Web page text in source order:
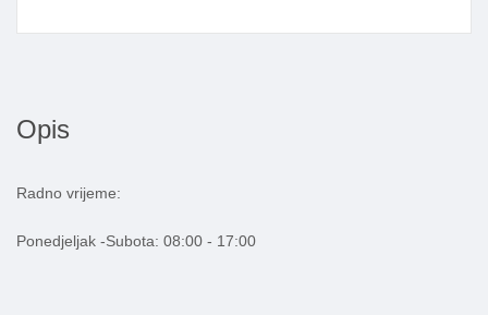
Opis
Radno vrijeme:
Ponedjeljak -Subota: 08:00 - 17:00